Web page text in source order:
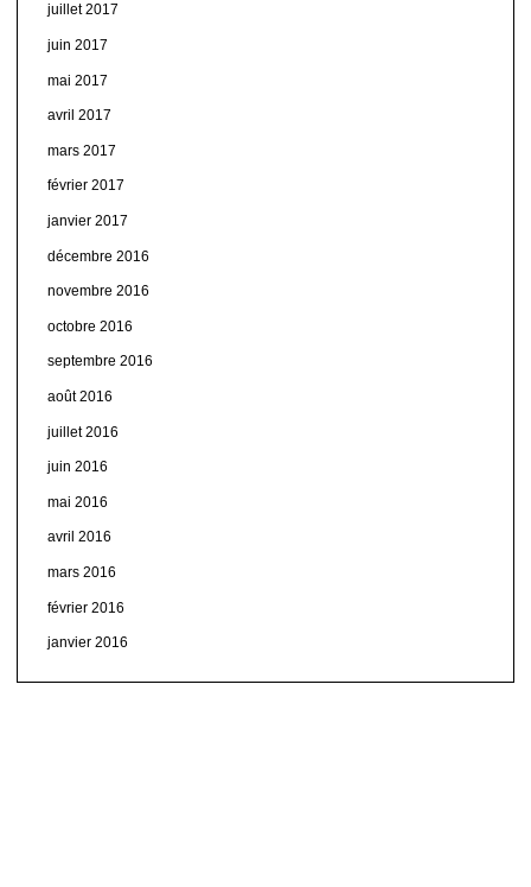
juillet 2017
juin 2017
mai 2017
avril 2017
mars 2017
février 2017
janvier 2017
décembre 2016
novembre 2016
octobre 2016
septembre 2016
août 2016
juillet 2016
juin 2016
mai 2016
avril 2016
mars 2016
février 2016
janvier 2016